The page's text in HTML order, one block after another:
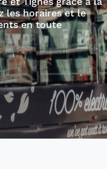
les horaires et le
en toute